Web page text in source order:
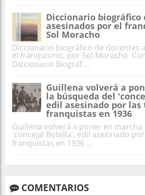
Diccionario biográfico
asesinados por el
Sol Moracho
Diccionario biográfico de docentes
el franquismo, por Sol Moracho
Diccionario Biográf ...
Guillena volverá a
la búsqueda del
edil asesinado por las
franquistas en 1936
Guillena volverá a poner en
'concejal Botella', edil asesinado
franquistas en 1936 ...
COMENTARIOS